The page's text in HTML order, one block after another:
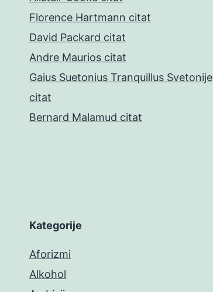
Florence Hartmann citat
David Packard citat
Andre Maurios citat
Gaius Suetonius Tranquillus Svetonije
citat
Bernard Malamud citat
Kategorije
Aforizmi
Alkohol